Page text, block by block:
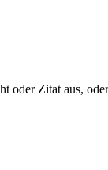
Zitat aus,